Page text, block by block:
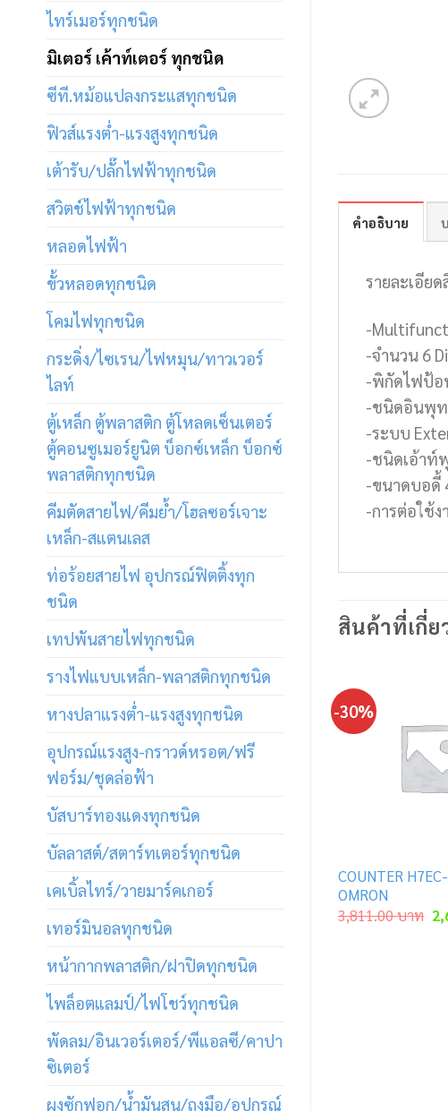
ไทร์เมอร์ทุกชนิด
มิเตอร์ เค้าท์เตอร์ ทุกชนิด
ซีที.หม้อแปลงกระแสทุกชนิด
ฟิวส์แรงต่ำ-แรงสูงทุกชนิด
เต้ารับ/ปลั๊กไฟฟ้าทุกชนิด
สวิตช์ไฟฟ้าทุกชนิด
หลอดไฟฟ้า
ขั้วหลอดทุกชนิด
โคมไฟทุกชนิด
กระดิ่ง/ไซเรน/ไฟหมุน/ทาวเวอร์
ไลท์
ตู้เหล็ก ตู้พลาสติก ตู้โหลดเซ็นเตอร์
ตู้คอนซูเมอร์ยูนิต บ็อกซ์เหล็ก บ็อกซ์
พลาสติกทุกชนิด
คีมตัดสายไฟ/คีมย้ำ/โฮลซอร์เจาะ
เหล็ก-สแตนเลส
ท่อร้อยสายไฟ อุปกรณ์ฟิตติ้งทุก
ชนิด
เทปพันสายไฟทุกชนิด
รางไฟแบบเหล็ก-พลาสติกทุกชนิด
หางปลาแรงต่ำ-แรงสูงทุกชนิด
อุปกรณ์แรงสูง-กราวด์หรอต/ฟรี
ฟอร์ม/ชุดล่อฟ้า
บัสบาร์ทองแดงทุกชนิด
บัลลาสต์/สตาร์ทเตอร์ทุกชนิด
เคเบิ้ลไทร์/วายมาร์คเกอร์
เทอร์มินอลทุกชนิด
หน้ากากพลาสติก/ฝาปิดทุกชนิด
ไพล็อตแลมป์/ไฟโชว์ทุกชนิด
พัดลม/อินเวอร์เตอร์/พีแอลซี/คาปา
ซิเตอร์
ผงซักฟอก/น้ำมันสน/ถุงมือ/อุปกรณ์
คำอธิบาย
รายละเอีย
-
-จำนวน 6
-พิกัดไฟป้อ
-ชนิดอินพุท
-ระบบ
-ชนิดเอ้าท์
-ขนาดบอดี้
-การต่อใช้
สินค้าที่เกี่ย
-30%
COUNTER
OMRON
3,811.00บาท